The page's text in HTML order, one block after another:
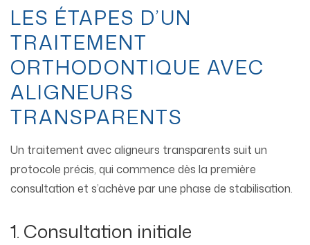
LES ÉTAPES D’UN
TRAITEMENT
ORTHODONTIQUE AVEC
ALIGNEURS
TRANSPARENTS
Un traitement avec aligneurs transparents suit un
protocole précis, qui commence dès la première
consultation et s’achève par une phase de stabilisation.
1. Consultation initiale